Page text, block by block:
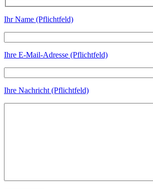
Ihr Name (Pflichtfeld)
Ihre E-Mail-Adresse (Pflichtfeld)
Ihre Nachricht (Pflichtfeld)